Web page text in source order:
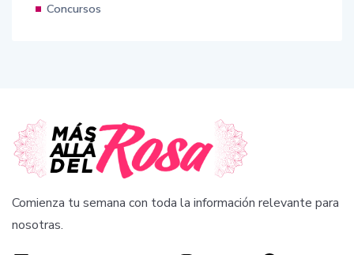
Concursos
Comienza tu semana con toda la información relevante para
nosotras.